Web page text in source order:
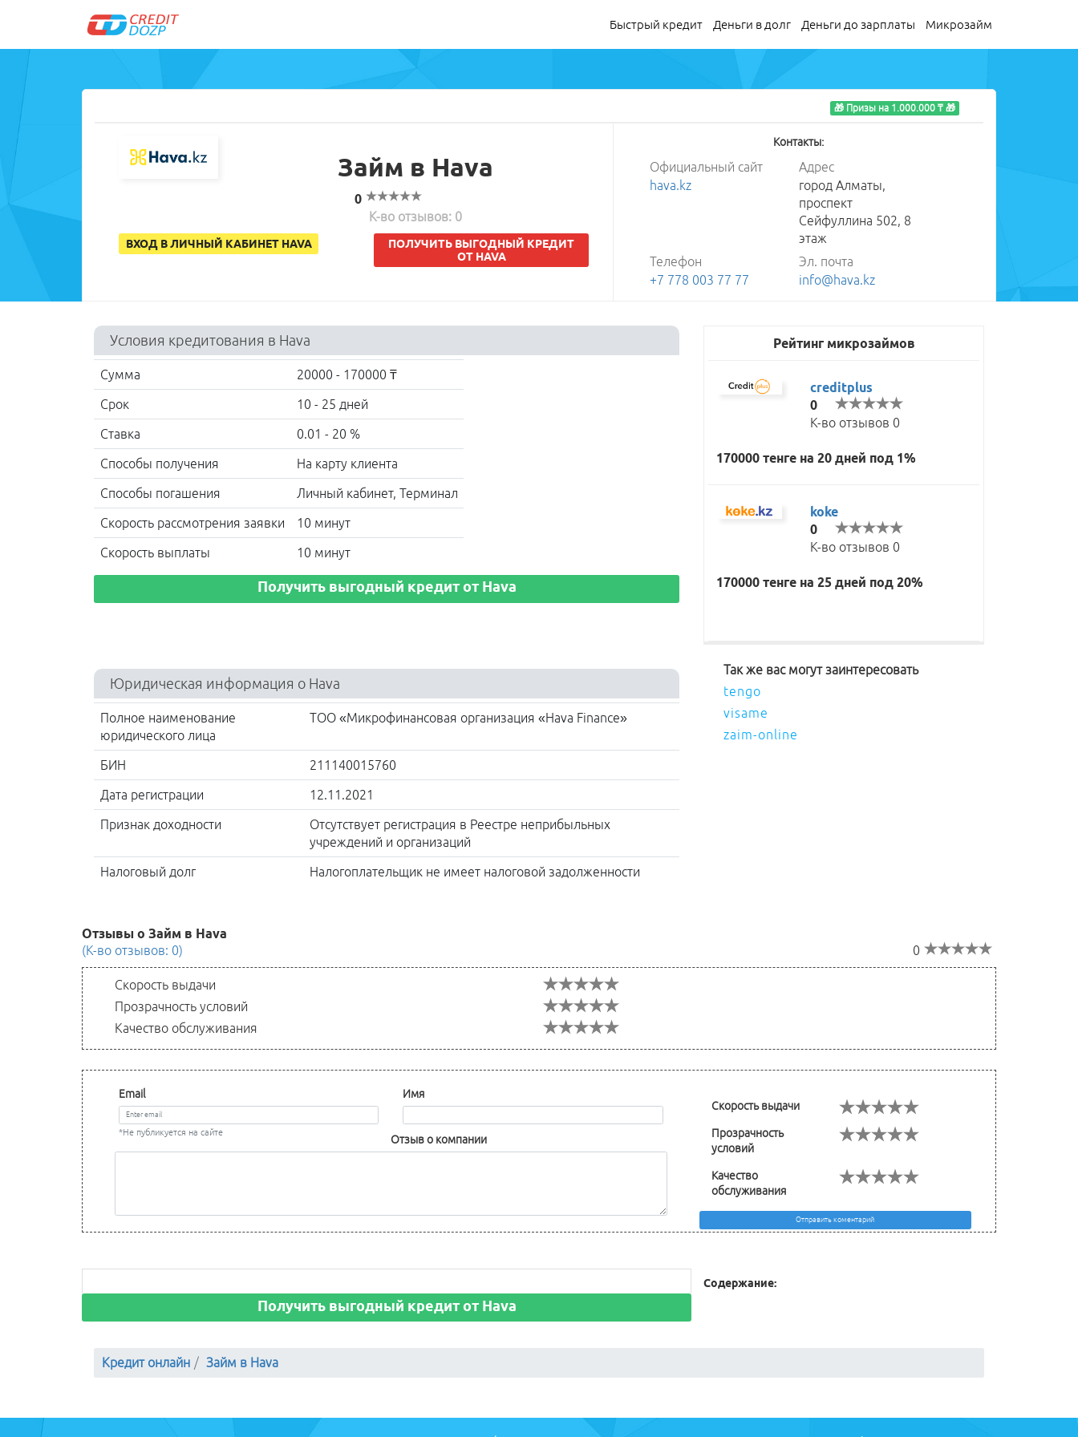
Быстрый кредит Деньги в долг Деньги до зарплаты Микрозайм
Быстрый кредит
Микрозайм
🎁 Призы на 1.000.000 ₸ 🎁
Займ в Hava
0
К-во отзывов: 0
ВХОД В ЛИЧНЫЙ КАБИНЕТ HAVA
ПОЛУЧИТЬ ВЫГОДНЫЙ КРЕДИТ
ОТ HAVA
Контакты:
Официальный сайт
hava.kz
Адрес
город Алматы,
проспект
Сейфуллина 502, 8
этаж
Телефон
+7 778 003 77 77
Эл. почта
info@hava.kz
Условия кредитования в Hava
Сумма 20000 - 170000 ₸
Срок 10 - 25 дней
Ставка 0.01 - 20 %
Способы получения На карту клиента
Способы погашения Личный кабинет, Терминал
Скорость рассмотрения заявки 10 минут
Скорость выплаты 10 минут
Получить выгодный кредит от Hava
Рейтинг микрозаймов
creditplus
0
К-во отзывов 0
170000 тенге на 20 дней под 1%
koke
0
К-во отзывов 0
170000 тенге на 25 дней под 20%
Юридическая информация о Hava
Полное наименование
юридического лица
TOO «Микрофинансовая организация «Hava Finance»
БИН 211140015760
Дата регистрации 12.11.2021
Признак доходности
Отсутствует регистрация в Реестре неприбыльных
учреждений и организаций
Налоговый долг Налогоплательщик не имеет налоговой задолженности
Так же вас могут заинтересовать
tengo
visame
zaim-online
Отзывы о Займ в Hava
0
(К-во отзывов: 0)
Скорость выдачи
Прозрачность условий
Качество обслуживания
Email
*Не публикуется на сайте
Имя
Отзыв о компании
Скорость выдачи
Прозрачность
условий
Качество
обслуживания
Отправить коментарий
Получить выгодный кредит от Hava
Содержание:
Кредит онлайн Займ в Hava